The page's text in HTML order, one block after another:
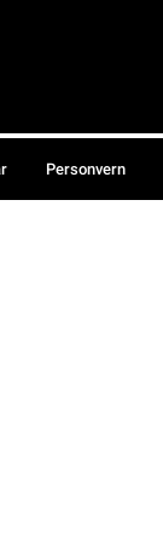
Personvern